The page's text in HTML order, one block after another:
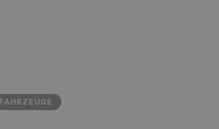
FAHRZEUGE